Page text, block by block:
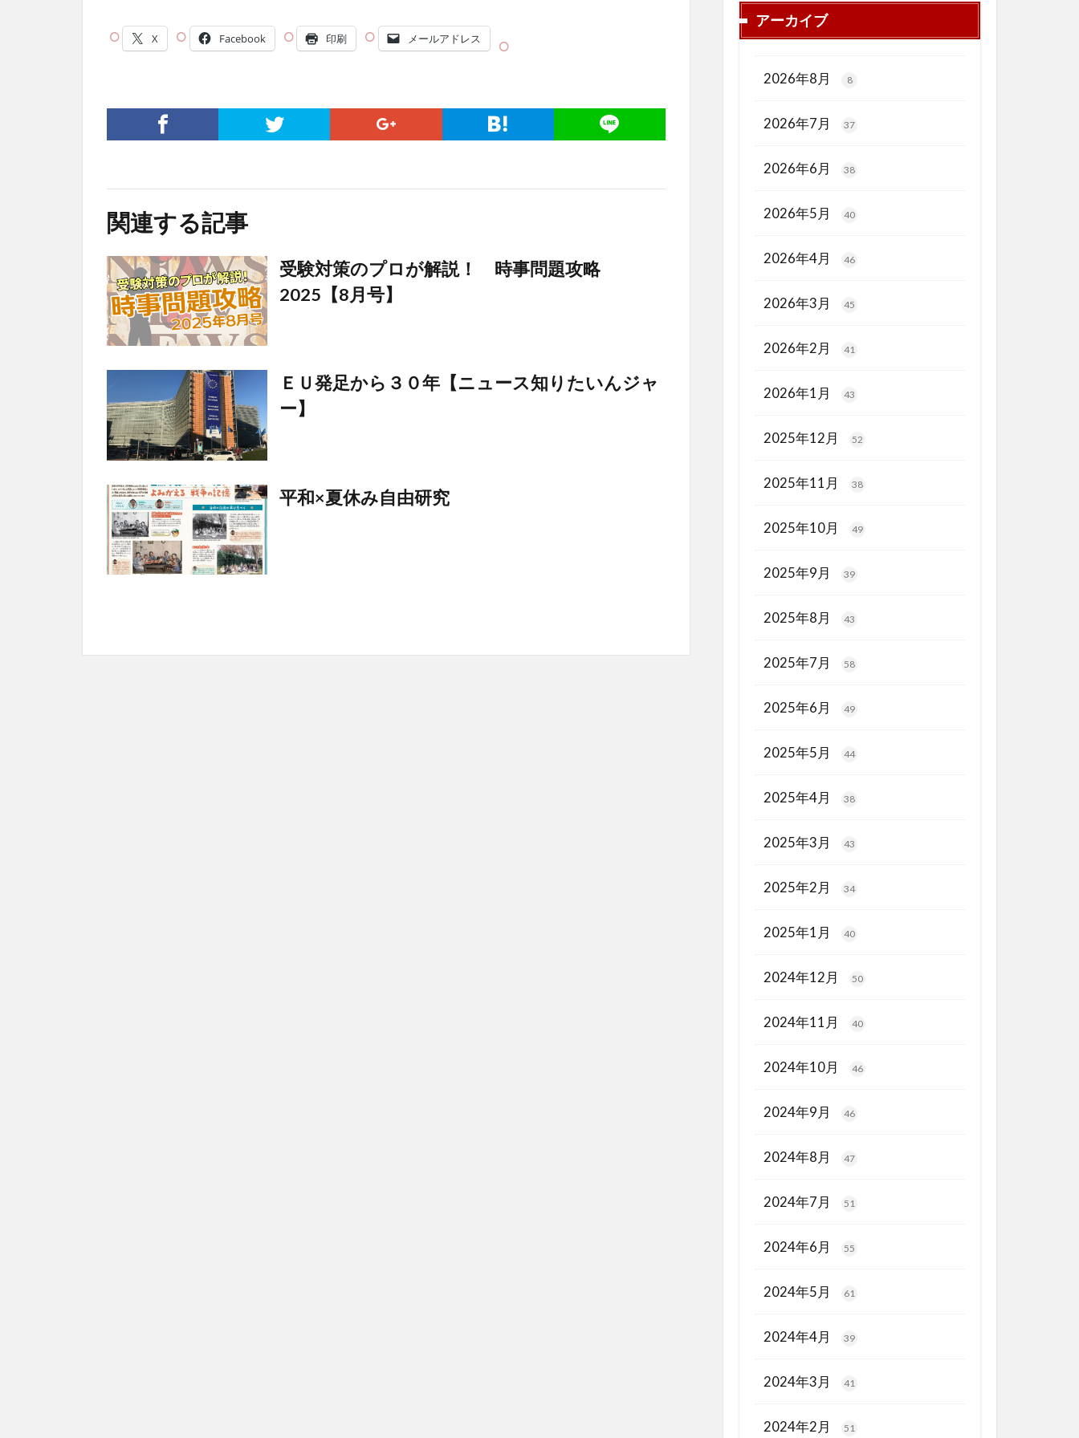
X Facebook 印刷 メールアドレス
関連する記事
受験対策のプロが解説！ 時事問題攻略
2025【8月号】
ＥＵ発足から３０年【ニュース知りたいんジャ
ー】
平和×夏休み自由研究
アーカイブ
2026年8月 8
2026年7月 37
2026年6月 38
2026年5月 40
2026年4月 46
2026年3月 45
2026年2月 41
2026年1月 43
2025年12月 52
2025年11月 38
2025年10月 49
2025年9月 39
2025年8月 43
2025年7月 58
2025年6月 49
2025年5月 44
2025年4月 38
2025年3月 43
2025年2月 34
2025年1月 40
2024年12月 50
2024年11月 40
2024年10月 46
2024年9月 46
2024年8月 47
2024年7月 51
2024年6月 55
2024年5月 61
2024年4月 39
2024年3月 41
2024年2月 51